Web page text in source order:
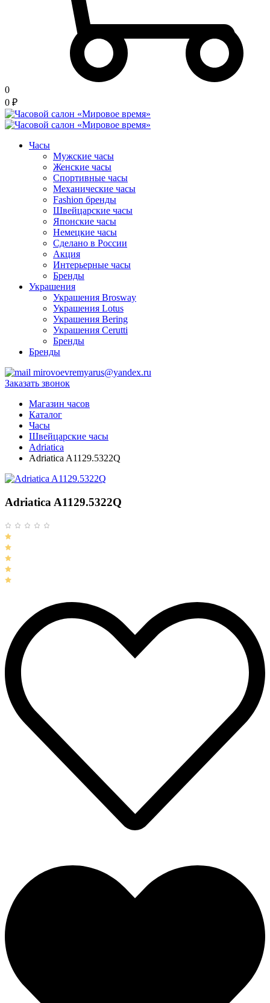
0
0 ₽
Часы
Мужские часы
Женские часы
Спортивные часы
Механические часы
Fashion бренды
Швейцарские часы
Японские часы
Немецкие часы
Сделано в России
Акция
Интерьерные часы
Бренды
Украшения
Украшения Brosway
Украшения Lotus
Украшения Bering
Украшения Cerutti
Бренды
Бренды
mirovoevremyarus@yandex.ru
Заказать звонок
Магазин часов
Каталог
Часы
Швейцарские часы
Adriatica
Adriatica A1129.5322Q
Adriatica A1129.5322Q